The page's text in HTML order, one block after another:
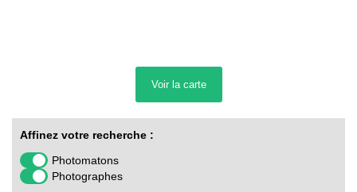
Voir la carte
Affinez votre recherche :
Photomatons
Photographes